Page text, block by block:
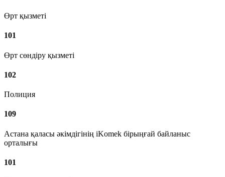
Өрт қызметі
101
Өрт сөндіру қызметі
102
Полиция
109
Астана қаласы әкімдігінің iKomek бірыңғай байланыс
орталығы
101